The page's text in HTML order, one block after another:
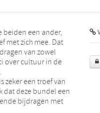
zeker een troef van
dat deze bundel een
bijdragen met